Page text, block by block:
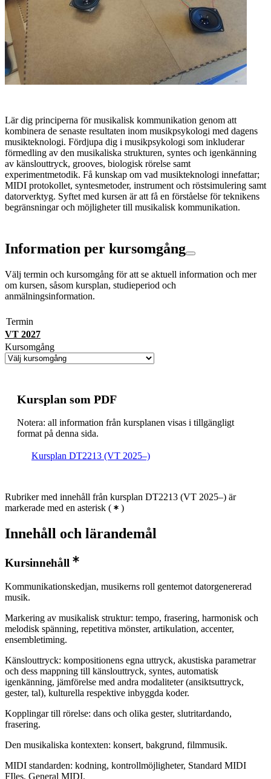
Lär dig principerna för musikalisk kommunikation genom att
kombinera de senaste resultaten inom musikpsykologi med dagens
musikteknologi. Fördjupa dig i musikpsykologi som inkluderar
förmedling av den musikaliska strukturen, syntes och igenkänning
av känslouttryck, grooves, biologisk rörelse samt
experimentmetodik. Få kunskap om vad musikteknologi innefattar;
MIDI protokollet, syntesmetoder, instrument och röstsimulering samt
datorverktyg. Syftet med kursen är att få en förståelse för teknikens
begränsningar och möjligheter till musikalisk kommunikation.
Information per kursomgång
Välj termin och kursomgång för att se aktuell information och mer
om kursen, såsom kursplan, studieperiod och
anmälningsinformation.
Termin
VT 2027
Kursomgång
Kursplan som PDF
Notera: all information från kursplanen visas i tillgängligt
format på denna sida.
Kursplan DT2213 (VT 2025–)
Rubriker med innehåll från kursplan DT2213 (VT 2025–) är
markerade med en asterisk ( )
Innehåll och lärandemål
Kursinnehåll
Kommunikationskedjan, musikerns roll gentemot datorgenererad
musik.
Markering av musikalisk struktur: tempo, frasering, harmonisk och
melodisk spänning, repetitiva mönster, artikulation, accenter,
ensembletiming.
Känslouttryck: kompositionens egna uttryck, akustiska parametrar
och dess mappning till känslouttryck, syntes, automatisk
igenkänning, jämförelse med andra modaliteter (ansiktsuttryck,
gester, tal), kulturella respektive inbyggda koder.
Kopplingar till rörelse: dans och olika gester, slutritardando,
frasering.
Den musikaliska kontexten: konsert, bakgrund, filmmusik.
MIDI standarden: kodning, kontrollmöjligheter, Standard MIDI
FIles, General MIDI.